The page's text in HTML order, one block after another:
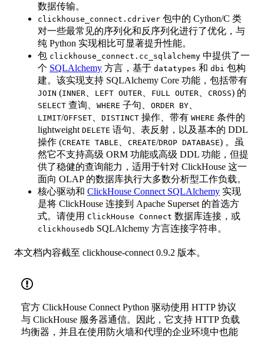
数据传输。
clickhouse_connect.cdriver 包中的 Cython/C 类
对一些最常见的序列化和反序列化进行了优化，与
纯 Python 实现相比可显著提升性能。
包 clickhouse_connect.cc_sqlalchemy 中提供了一
个 SQLAlchemy 方言，基于 datatypes 和 dbi 包构
建。该实现支持 SQLAlchemy Core 功能，包括带有
JOIN (INNER LEFT OUTER FULL OUTER CROSS) 的
SELECT 查询、 WHERE 子句、 ORDER BY
LIMIT/OFFSET DISTINCT 操作、带有 WHERE 条件的
lightweight DELETE 语句、表反射，以及基本的 DDL
操作 (CREATE TABLE CREATE/DROP DATABASE) 。虽
然它不支持高级 ORM 功能或高级 DDL 功能，但提
供了稳健的查询能力，适用于针对 ClickHouse 这一
面向 OLAP 的数据库执行大多数分析型工作负载。
核心驱动和 ClickHouse Connect SQLAlchemy 实现
是将 ClickHouse 连接到 Apache Superset 的首选方
式。请使用 ClickHouse Connect 数据库连接，或
clickhousedb SQLAlchemy 方言连接字符串。
本文档内容截至 clickhouse-connect 0.9.2 版本。
官方 ClickHouse Connect Python 驱动使用 HTTP 协议
与 ClickHouse 服务器通信。因此，它支持 HTTP 负载
均衡器，并且在使用防火墙和代理的企业环境中也能